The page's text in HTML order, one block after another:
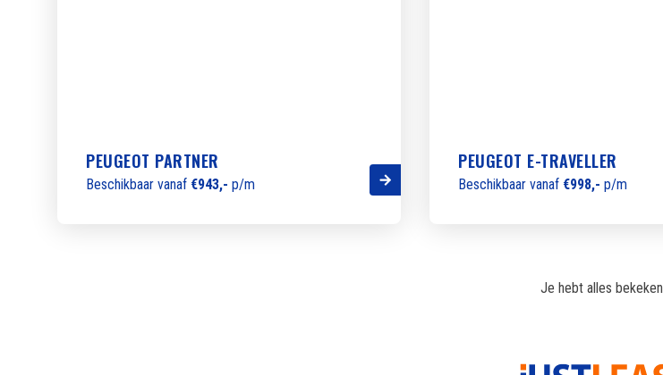
PEUGEOT PARTNER
Beschikbaar vanaf €943,- p/m
PEUGEOT E-TRAVELLER
Beschikbaar vanaf €998,- p/m
Je hebt alles bekeken